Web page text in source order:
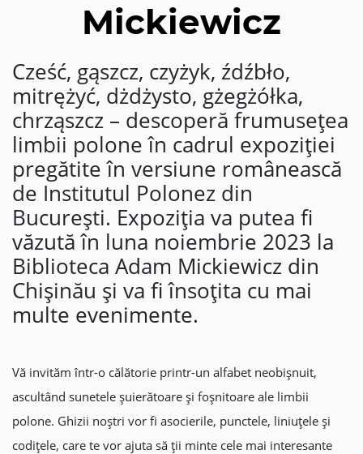
Mickiewicz
Cześć, gąszcz, czyżyk, źdźbło,
mitrężyć, dżdżysto, gżegżółka,
chrząszcz – descoperă frumusețea
limbii polone în cadrul expoziției
pregătite în versiune românească
de Institutul Polonez din
București. Expoziția va putea fi
văzută în luna noiembrie 2023 la
Biblioteca Adam Mickiewicz din
Chișinău și va fi însoțita cu mai
multe evenimente.
Vă invităm într-o călătorie printr-un alfabet neobișnuit,
ascultând sunetele șuierătoare și foșnitoare ale limbii
polone. Ghizii noștri vor fi asocierile, punctele, liniuțele și
codițele, care te vor ajuta să ții minte cele mai interesante